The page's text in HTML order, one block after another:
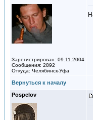
Зарегистрирован: 09.11.2004
Сообщения: 2892
Откуда: Челябинск-Уфа
Вернуться к началу
Pospelov